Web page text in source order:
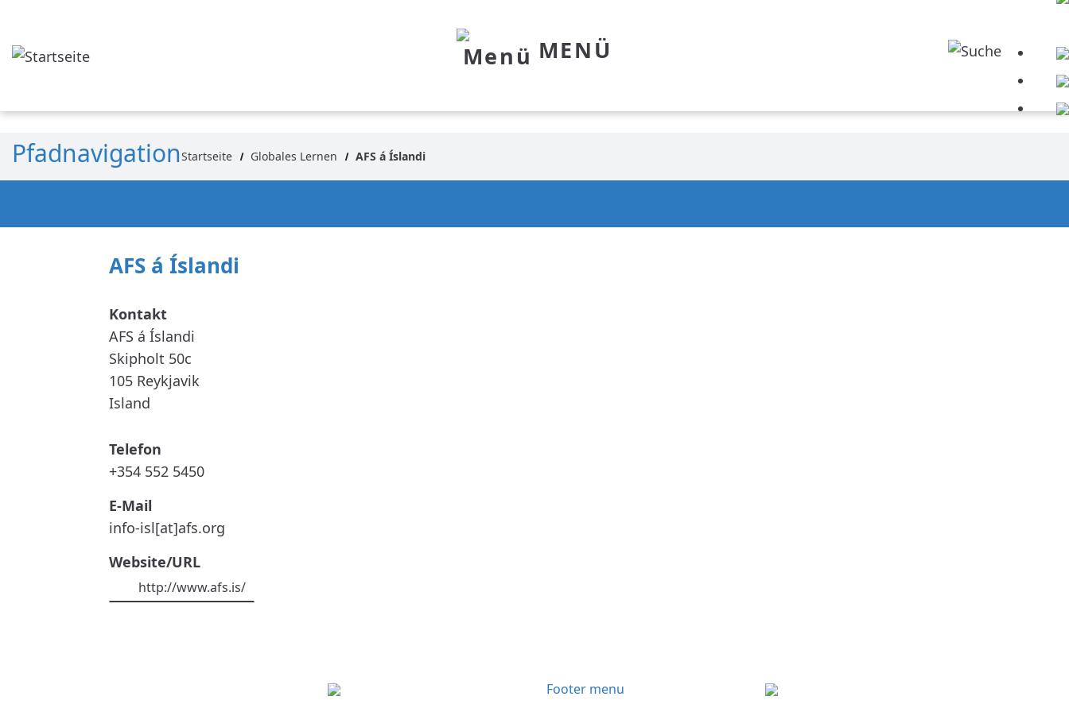
MENÜ
PfadnavigationStartseite Globales Lernen AFS á Íslandi
AFS á Íslandi
AFS á Íslandi
Skipholt 50c
105 Reykjavik
Island
Telefon
+354 552 5450
E-Mail
info-isl[at]afs.org
Website/URL
http://www.afs.is/
Footer menu